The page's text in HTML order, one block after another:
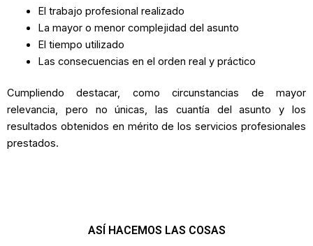
El trabajo profesional realizado
La mayor o menor complejidad del asunto
El tiempo utilizado
Las consecuencias en el orden real y práctico
Cumpliendo destacar, como circunstancias de mayor
relevancia, pero no únicas, las cuantía del asunto y los
resultados obtenidos en mérito de los servicios profesionales
prestados.
ASÍ HACEMOS LAS COSAS